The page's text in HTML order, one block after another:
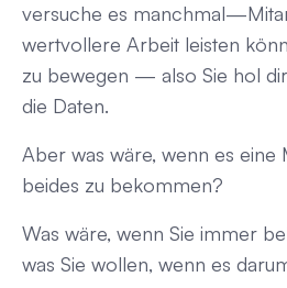
versuche es manchmal
wertvollere Arbeit leisten
zu bewegen — also Sie hol
die Daten.
Aber was wäre, wenn es eine
beides zu bekommen?
Was wäre, wenn Sie immer
was Sie wollen, wenn es